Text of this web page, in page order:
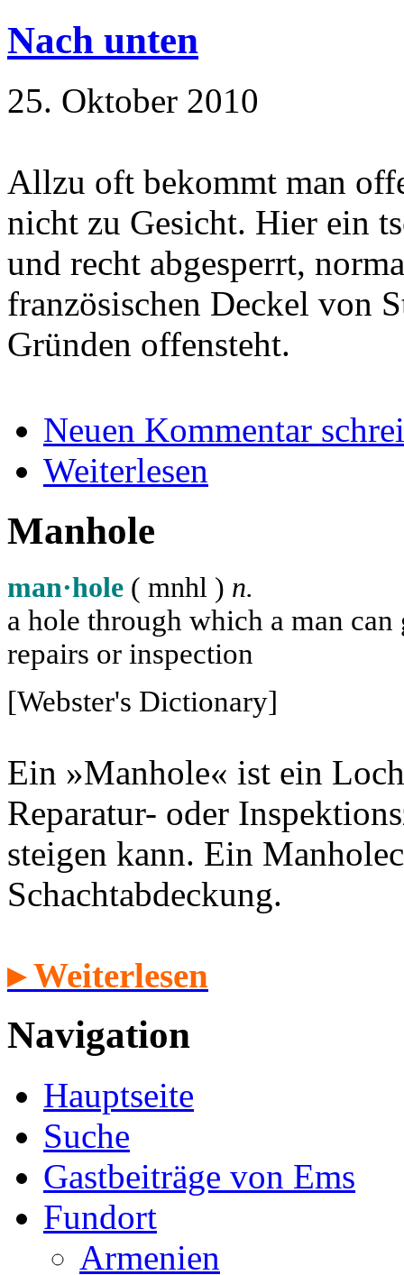
Nach unten
25. Oktober 2010
Allzu oft bekommt man
nicht zu Gesicht. Hier ein
und recht abgesperrt,
französischen Deckel von
Gründen offensteht.
Neuen Kommentar
Weiterlesen
Manhole
man·hole ( mnhl ) n.
a hole through which a man
repairs or inspection
[Webster's Dictionary]
Ein »Manhole« ist ein
Reparatur- oder
steigen kann. Ein
Schachtabdeckung.
▸ Weiterlesen
Navigation
Hauptseite
Suche
Gastbeiträge von Ems
Fundort
Armenien